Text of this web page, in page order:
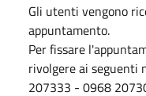
Gli utenti vengono
appuntamento.
Per fissare
rivolgere ai
207333 - 0968